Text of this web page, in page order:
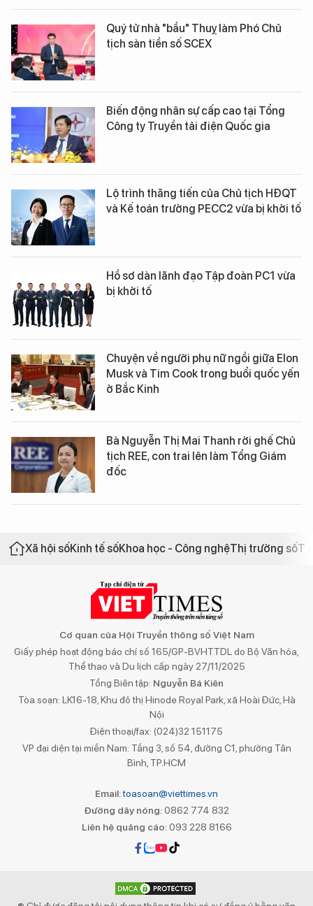
Quý tử nhà "bầu" Thuỵ làm Phó Chủ
tịch sàn tiền số SCEX
Biến động nhân sự cấp cao tại Tổng
Công ty Truyền tải điện Quốc gia
Lộ trình thăng tiến của Chủ tịch HĐQT
và Kế toán trưởng PECC2 vừa bị khởi tố
Hồ sơ dàn lãnh đạo Tập đoàn PC1 vừa
bị khởi tố
Chuyện về người phụ nữ ngồi giữa Elon
Musk và Tim Cook trong buổi quốc yến
ở Bắc Kinh
Bà Nguyễn Thị Mai Thanh rời ghế Chủ
tịch REE, con trai lên làm Tổng Giám
đốc
Xã hội sốKinh tế sốKhoa học - Công nghệThị trường số
Cơ quan của Hội Truyền thông số Việt Nam
Giấy phép hoạt động báo chí số 165/GP-BVHTTDL do Bộ Văn hóa,
Thể thao và Du lịch cấp ngày 27/11/2025
Tổng Biên tập: Nguyễn Bá Kiên
Tòa soạn: LK16-18, Khu đô thị Hinode Royal Park, xã Hoài Đức, Hà
Nội
Điện thoại/fax: (024)32 151175
VP đại diện tại miền Nam: Tầng 3, số 54, đường C1, phường Tân
Bình, TP.HCM
Email:toasoan@viettimes.vn
Đường dây nóng: 0862 774 832
Liên hệ quảng cáo:093 228 8166